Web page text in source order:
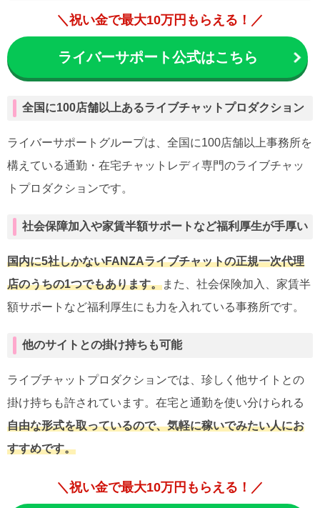
＼祝い金で最大10万円もらえる！／
ライバーサポート公式はこちら
全国に100店舗以上あるライブチャットプロダクション
ライバーサポートグループは、全国に100店舗以上事務所を
構えている通勤・在宅チャットレディ専門のライブチャッ
トプロダクションです。
社会保障加入や家賃半額サポートなど福利厚生が手厚い
国内に5社しかないFANZAライブチャットの正規一次代理
店のうちの1つでもあります。また、社会保険加入、家賃半
額サポートなど福利厚生にも力を入れている事務所です。
他のサイトとの掛け持ちも可能
ライブチャットプロダクションでは、珍しく他サイトとの
掛け持ちも許されています。在宅と通勤を使い分けられる
自由な形式を取っているので、気軽に稼いでみたい人にお
すすめです。
＼祝い金で最大10万円もらえる！／